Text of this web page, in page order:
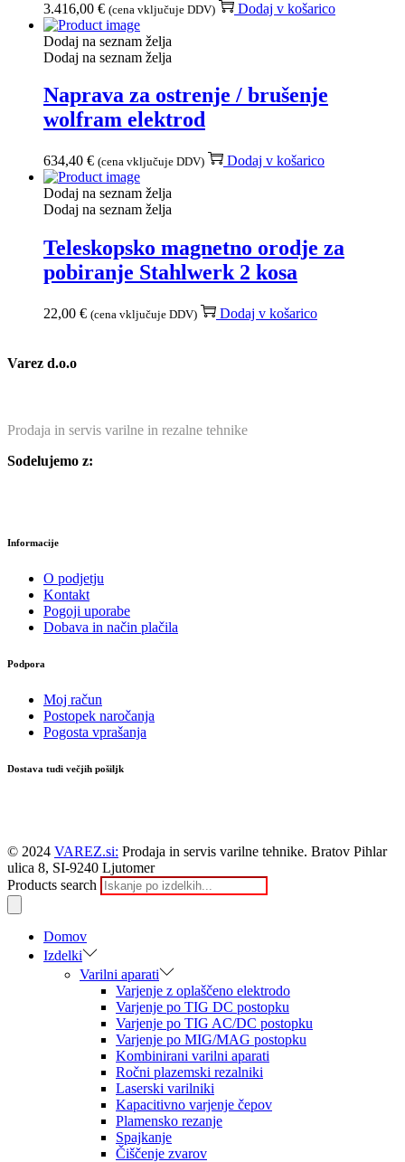
3.416,00 € (cena vključuje DDV) Dodaj v košarico
Dodaj na seznam želja
Dodaj na seznam želja
Naprava za ostrenje / brušenje
wolfram elektrod
634,40 € (cena vključuje DDV) Dodaj v košarico
Dodaj na seznam želja
Dodaj na seznam želja
Teleskopsko magnetno orodje za
pobiranje Stahlwerk 2 kosa
22,00 € (cena vključuje DDV) Dodaj v košarico
Varez d.o.o
Prodaja in servis varilne in rezalne tehnike
Sodelujemo z:
Informacije
O podjetju
Kontakt
Pogoji uporabe
Dobava in način plačila
Podpora
Moj račun
Postopek naročanja
Pogosta vprašanja
Dostava tudi večjih pošiljk
© 2024 VAREZ.si: Prodaja in servis varilne tehnike. Bratov Pihlar
ulica 8, SI-9240 Ljutomer
Products search
Domov
Izdelki
Varilni aparati
Varjenje z oplaščeno elektrodo
Varjenje po TIG DC postopku
Varjenje po TIG AC/DC postopku
Varjenje po MIG/MAG postopku
Kombinirani varilni aparati
Ročni plazemski rezalniki
Laserski varilniki
Kapacitivno varjenje čepov
Plamensko rezanje
Spajkanje
Čiščenje zvarov